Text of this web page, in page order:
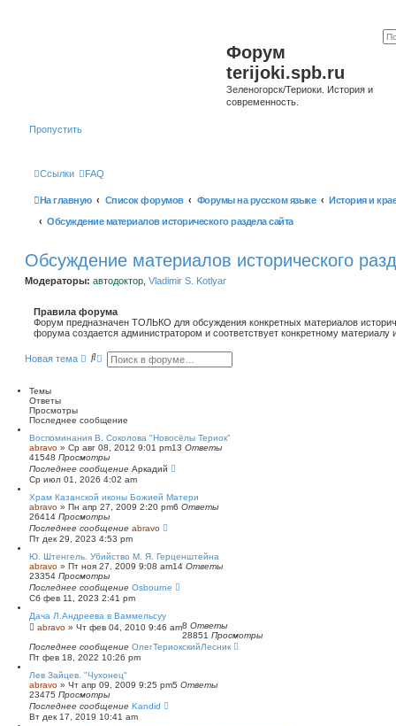
Форум
terijoki.spb.ru
Зеленогорск/Териоки. История и
современность.
Пропустить
Ссылки FAQ
На главную Список форумов Форумы на русском языке
История и
Обсуждение материалов исторического раздела сайта
Обсуждение материалов исторического
Модераторы: автодоктор Vladimir S. Kotlyar
Правила форума
Форум предназначен ТОЛЬКО для обсуждения конкретных материалов
форума создается администратором и соответствует конкретному материалу
Новая тема
П Р
е
н
ы
й
п
о
и
с
к
Темы
Ответы
Просмотры
Последнее сообщение
Воспоминания В. Соколова "Новосёлы Териок"
abravo » Ср авг 08, 2012 9:01 pm13 Ответы
41548 Просмотры
Последнее сообщение Аркадий
Ср июл 01, 2026 4:02 am
Храм Казанской иконы Божией Матери
abravo » Пн апр 27, 2009 2:20 pm6 Ответы
26414 Просмотры
Последнее сообщение abravo
Пт дек 29, 2023 4:53 pm
Ю. Штенгель. Убийство М. Я. Герценштейна
abravo » Пт ноя 27, 2009 9:08 am14 Ответы
23354 Просмотры
Последнее сообщение Osbourne
Сб фев 11, 2023 2:41 pm
Дача Л.Андреева в Ваммельсуу
abravo » Чт фев 04, 2010 9:46 am8 Ответы
28851 Просмотры
Последнее сообщение ОлегТериокскийЛесник
Пт фев 18, 2022 10:26 pm
Лев Зайцев. "Чухонец"
abravo » Чт апр 09, 2009 9:25 pm5 Ответы
23475 Просмотры
Последнее сообщение Kandid
Вт дек 17, 2019 10:41 am